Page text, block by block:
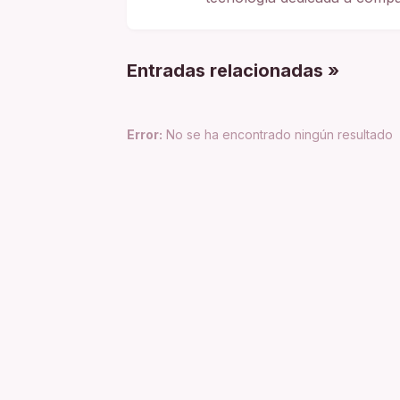
Entradas relacionadas »
Error: No se ha encontrado ningún resultado